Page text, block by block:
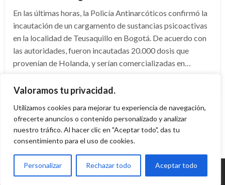
Valoramos tu privacidad.
Utilizamos cookies para mejorar tu experiencia de navegación,
ofrecerte anuncios o contenido personalizado y analizar
nuestro tráfico. Al hacer clic en "Aceptar todo", das tu
consentimiento para el uso de cookies.
Personalizar Rechazar todo Aceptar todo
En las últimas horas, la Policía Antinarcóticos confirmó la
incautación de un cargamento de sustancias psicoactivas
en la localidad de Teusaquillo en Bogotá. De acuerdo con
las autoridades, fueron incautadas 20.000 dosis que
provenían de Holanda, y serían comercializadas en…
el
© Radio Santa Fe 1070 am